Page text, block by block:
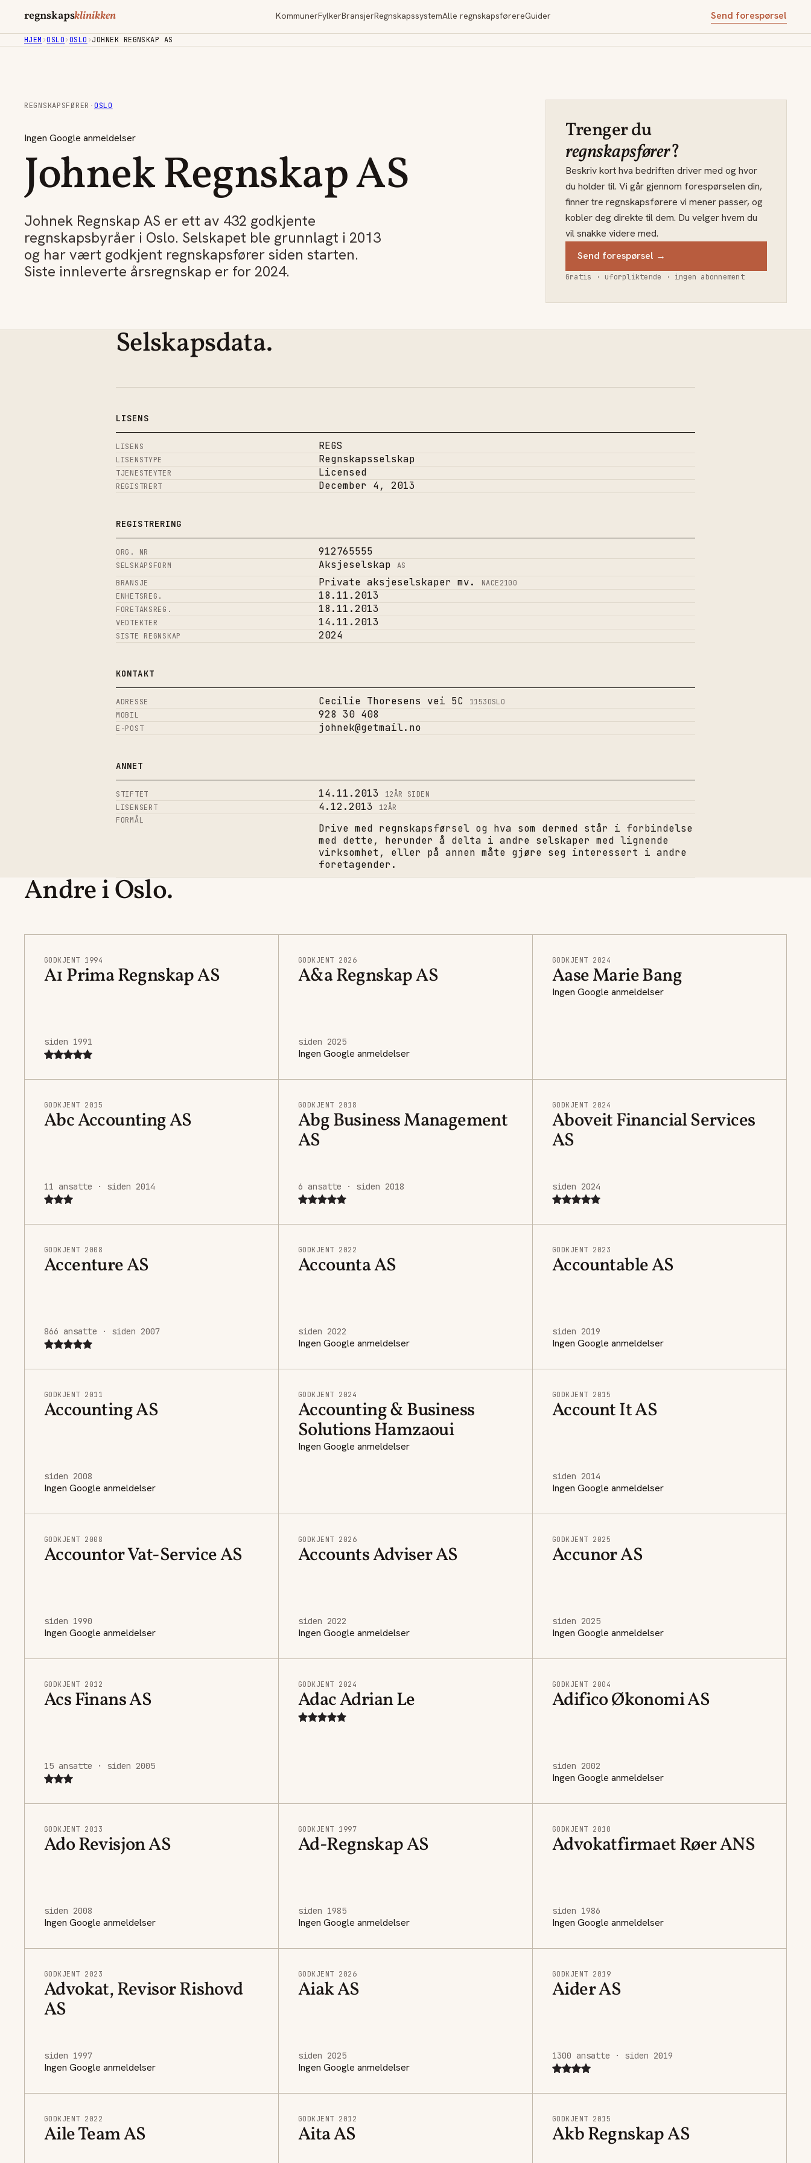
regnskapsklinikken KommunerFylkerBransjerRegnskapssystemAlle regnskapsførereGuider Send forespørsel
HJEM ›OSLO›OSLO ›JOHNEK REGNSKAP AS
REGNSKAPSFØRER ·OSLO
Ingen Google anmeldelser
Johnek Regnskap AS
Johnek Regnskap AS er ett av 432 godkjente
regnskapsbyråer i Oslo. Selskapet ble grunnlagt i 2013
og har vært godkjent regnskapsfører siden starten.
Siste innleverte årsregnskap er for 2024.
Trenger du
regnskapsfører?
Beskriv kort hva bedriften driver med og hvor
du holder til. Vi går gjennom forespørselen din,
finner tre regnskapsførere vi mener passer, og
kobler deg direkte til dem. Du velger hvem du
vil snakke videre med.
Send forespørsel →
Gratis · uforpliktende · ingen abonnement
Selskapsdata.
LISENS
LISENS REGS
LISENSTYPE Regnskapsselskap
TJENESTEYTER Licensed
REGISTRERT December 4, 2013
REGISTRERING
ORG. NR 912765555
SELSKAPSFORM Aksjeselskap
AS
BRANSJE
Private aksjeselskaper mv. NACE2100
ENHETSREG.
18.11.2013
FORETAKSREG. 18.11.2013
VEDTEKTER 14.11.2013
SISTE REGNSKAP 2024
KONTAKT
ADRESSE Cecilie Thoresens vei 5C 1153OSLO
MOBIL
928 30 408
E-POST johnek@getmail.no
ANNET
STIFTET 14.11.2013 12ÅR SIDEN
LISENSERT
4.12.2013 12ÅR
FORMÅL
Drive med regnskapsførsel og hva som dermed står i forbindelse
med dette, herunder å delta i andre selskaper med lignende
virksomhet, eller på annen måte gjøre seg interessert i andre
foretagender.
Andre i Oslo.
GODKJENT 1994
A1 Prima Regnskap AS
siden 1991
GODKJENT 2026
A&a Regnskap AS
siden 2025
Ingen Google anmeldelser
GODKJENT 2024
Aase Marie Bang
Ingen Google anmeldelser
GODKJENT 2015
Abc Accounting AS
11 ansatte · siden 2014
GODKJENT 2018
Abg Business Management
AS
6 ansatte · siden 2018
GODKJENT 2024
Aboveit Financial Services
AS
siden 2024
GODKJENT 2008
Accenture AS
866 ansatte · siden 2007
GODKJENT 2022
Accounta AS
siden 2022
Ingen Google anmeldelser
GODKJENT 2023
Accountable AS
siden 2019
Ingen Google anmeldelser
GODKJENT 2011
Accounting AS
siden 2008
Ingen Google anmeldelser
GODKJENT 2024
Accounting & Business
Solutions Hamzaoui
Ingen Google anmeldelser
GODKJENT 2015
Account It AS
siden 2014
Ingen Google anmeldelser
GODKJENT 2008
Accountor Vat-Service AS
siden 1990
Ingen Google anmeldelser
GODKJENT 2026
Accounts Adviser AS
siden 2022
Ingen Google anmeldelser
GODKJENT 2025
Accunor AS
siden 2025
Ingen Google anmeldelser
GODKJENT 2012
Acs Finans AS
15 ansatte · siden 2005
GODKJENT 2024
Adac Adrian Le
GODKJENT 2004
Adifico Økonomi AS
siden 2002
Ingen Google anmeldelser
GODKJENT 2013
Ado Revisjon AS
siden 2008
Ingen Google anmeldelser
GODKJENT 1997
Ad-Regnskap AS
siden 1985
Ingen Google anmeldelser
GODKJENT 2010
Advokatfirmaet Røer ANS
siden 1986
Ingen Google anmeldelser
GODKJENT 2023
Advokat, Revisor Rishovd
AS
siden 1997
Ingen Google anmeldelser
GODKJENT 2026
Aiak AS
siden 2025
Ingen Google anmeldelser
GODKJENT 2019
Aider AS
1300 ansatte · siden 2019
GODKJENT 2022
Aile Team AS
GODKJENT 2012
Aita AS
GODKJENT 2015
Akb Regnskap AS